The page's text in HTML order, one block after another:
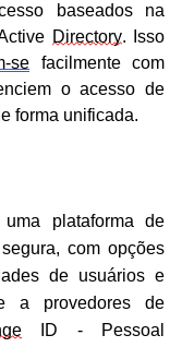
baseados na
Directory. Isso
se facilmente com
o acesso de
forma unificada.
plataforma de
com opções
de usuários e
a provedores de
ID - Pessoal